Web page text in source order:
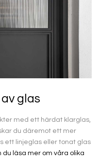
glas
med ett härdat klarglas,
du däremot ett mer
ett linjeglas eller tonat glas
du läsa mer om våra olika